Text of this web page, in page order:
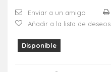
Enviar a un amigo
Añadir a la lista de deseos
Disponible